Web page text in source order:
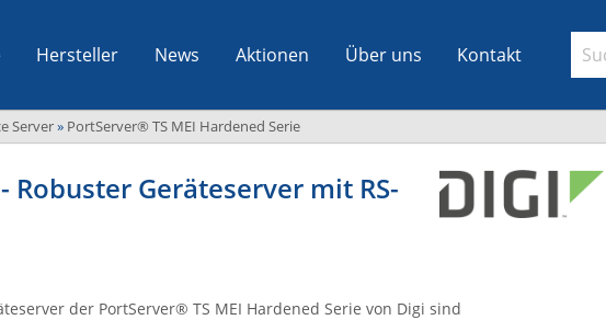
Hersteller News Aktionen Über uns Kontakt
Server» PortServer® TS MEI Hardened Serie
Robuster Geräteserver mit RS-
der PortServer® TS MEI Hardened Serie von Digi sind